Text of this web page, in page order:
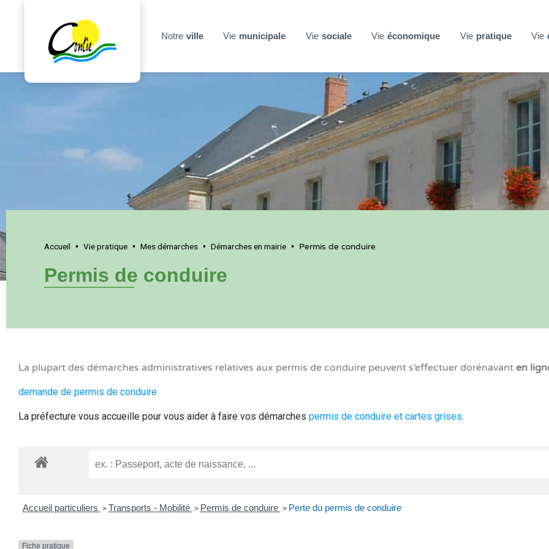
Notre ville Vie municipale Vie sociale Vie économique Vie pratique Vie
Accueil • Vie pratique • Mes démarches • Démarches en mairie • Permis de conduire
Permis de conduire
La plupart des démarches administratives relatives aux permis de conduire peuvent s’effectuer dorénavant en
demande de permis de conduire
La préfecture vous accueille pour vous aider à faire vos démarches permis de conduire et cartes grises.
Accueil particuliers > Transports - Mobilité > Permis de conduire > Perte du permis de conduire
Fiche pratique